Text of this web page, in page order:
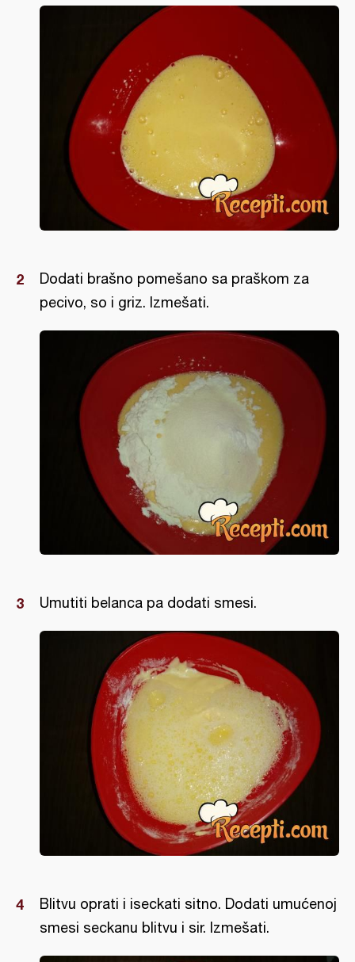
Dodati brašno pomešano sa praškom za
pecivo, so i griz. Izmešati.
Umutiti belanca pa dodati smesi.
Blitvu oprati i iseckati sitno. Dodati umućenoj
smesi seckanu blitvu i sir. Izmešati.